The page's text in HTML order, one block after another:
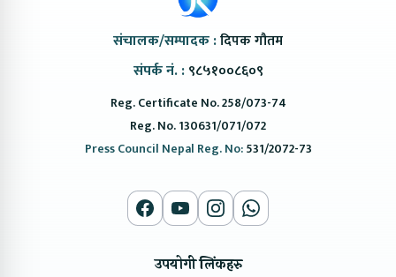
संचालक/सम्पादक :दिपक गौतम
संपर्क नं. : ९८५१००८६०९
Reg. Certificate No. 258/073-74
Reg. No. 130631/071/072
Press Council Nepal Reg. No:531/2072-73
उपयोगी लिंकहरु